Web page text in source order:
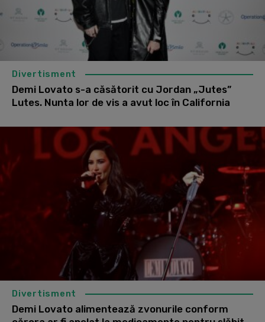
Divertisment
Demi Lovato s-a căsătorit cu Jordan „Jutes”
Lutes. Nunta lor de vis a avut loc în California
Divertisment
Demi Lovato alimentează zvonurile conform